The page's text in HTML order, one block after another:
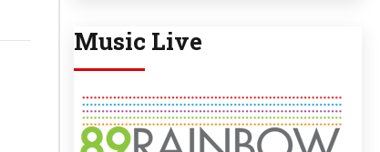
Music Live